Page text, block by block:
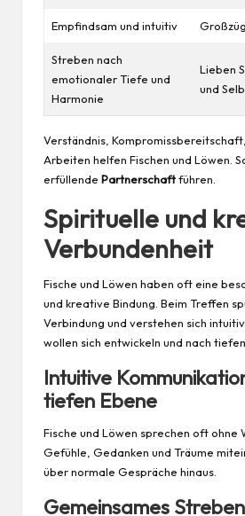
Empfindsam und intuitiv
Streben nach
emotionaler Tiefe und
Harmonie
Lieben
und
Verständnis,
Arbeiten helfen Fischen und Löwen.
erfüllende Partnerschaftführen.
Spirituelle und
Verbundenheit
Fische und Löwen haben oft eine
und kreative Bindung. Beim Treffen
Verbindung und verstehen sich
wollen sich entwickeln und nach
Intuitive
tiefen Ebene
Fische und Löwen sprechen oft ohne
Gefühle, Gedanken und Träume
über normale Gespräche hinaus.
Gemeinsames